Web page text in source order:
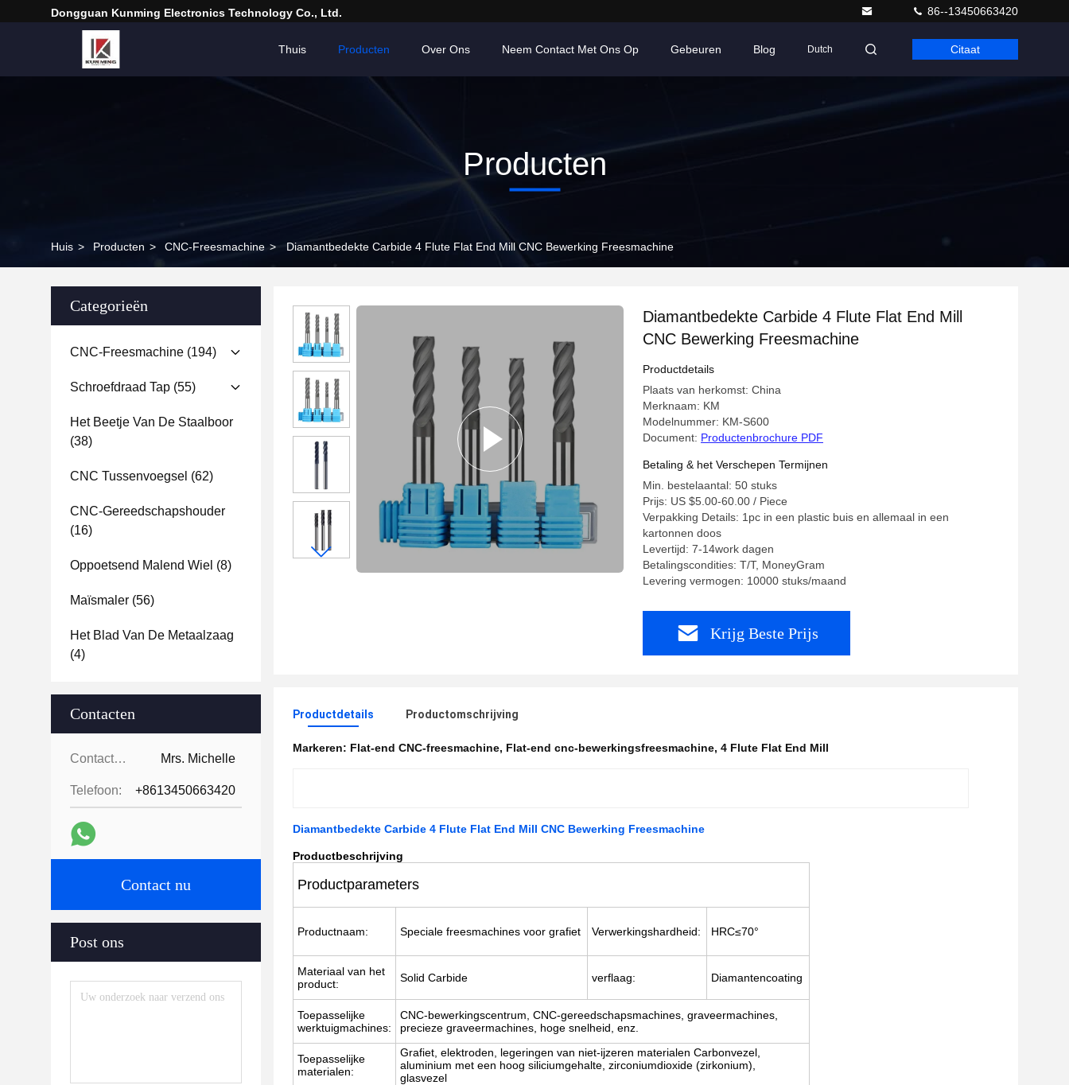
Dongguan Kunming Electronics Technology Co., Ltd. 86--13450663420
Thuis Producten Over Ons Neem Contact Met Ons Op Gebeuren Blog Dutch Citaat
Producten
Huis > Producten > CNC-Freesmachine > Diamantbedekte Carbide 4 Flute Flat End Mill CNC Bewerking Freesmachine
Categorieën
CNC-Freesmachine (194)
Schroefdraad Tap (55)
Het Beetje Van De Staalboor
(38)
CNC Tussenvoegsel (62)
CNC-Gereedschapshouder
(16)
Oppoetsend Malend Wiel (8)
Maïsmaler (56)
Het Blad Van De Metaalzaag
(4)
Contacten
Contacten: Mrs. Michelle
Telefoon: +8613450663420
Contact nu
Post ons
Diamantbedekte Carbide 4 Flute Flat End Mill
CNC Bewerking Freesmachine
Productdetails
Plaats van herkomst: China
Merknaam: KM
Modelnummer: KM-S600
Document: Productenbrochure PDF
Betaling & het Verschepen Termijnen
Min. bestelaantal: 50 stuks
Prijs: US $5.00-60.00 / Piece
Verpakking Details: 1pc in een plastic buis en allemaal in een
kartonnen doos
Levertijd: 7-14work dagen
Betalingscondities: T/T, MoneyGram
Levering vermogen: 10000 stuks/maand
Krijg Beste Prijs
Productdetails Productomschrijving
Markeren: Flat-end CNC-freesmachine, Flat-end cnc-bewerkingsfreesmachine, 4 Flute Flat End Mill
Diamantbedekte Carbide 4 Flute Flat End Mill CNC Bewerking Freesmachine
Productbeschrijving
Productparameters
Productnaam: Speciale freesmachines voor grafiet Verwerkingshardheid: HRC≤70°
Materiaal van het
product:
Solid Carbide verflaag: Diamantencoating
Toepasselijke
werktuigmachines:
CNC-bewerkingscentrum, CNC-gereedschapsmachines, graveermachines,
precieze graveermachines, hoge snelheid, enz.
Toepasselijke
materialen:
Grafiet, elektroden, legeringen van niet-ijzeren materialen Carbonvezel,
aluminium met een hoog siliciumgehalte, zirconiumdioxide (zirkonium),
glasvezel